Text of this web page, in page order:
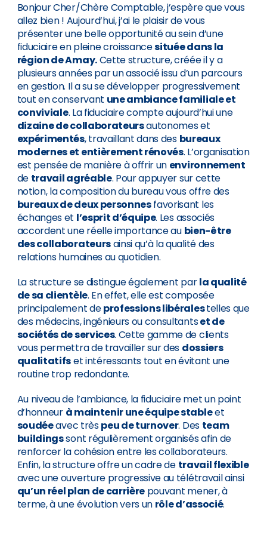
Bonjour Cher/Chère Comptable, j’espère que vous
allez bien ! Aujourd’hui, j’ai le plaisir de vous
présenter une belle opportunité au sein d’une
fiduciaire en pleine croissancesituée dans la
région de Amay.Cette structure, créée il y a
plusieurs années par un associé issu d’un parcours
en gestion. Il a su se développer progressivement
tout en conservant une ambiance familiale et
conviviale. La fiduciaire compte aujourd’hui une
dizaine de collaborateursautonomes et
expérimentés, travaillant dans des bureaux
modernes et entièrement rénovés. L’organisation
est pensée de manière à offrir un environnement
de travail agréable. Pour appuyer sur cette
notion, la composition du bureau vous offre des
bureaux de deux personnesfavorisant les
échanges et l’esprit d’équipe. Les associés
accordent une réelle importance au bien-être
des collaborateursainsi qu’à la qualité des
relations humaines au quotidien.
La structure se distingue également parla qualité
de sa clientèle. En effet, elle est composée
principalement deprofessions libéralestelles que
des médecins, ingénieurs ou consultantset de
sociétés de services. Cette gamme de clients
vous permettra de travailler sur des dossiers
qualitatifset intéressants tout en évitant une
routine trop redondante.
Au niveau de l’ambiance, la fiduciaire met un point
d’honneur à maintenir une équipe stableet
soudéeavec trèspeu de turnover. Des team
buildingssont régulièrement organisés afin de
renforcer la cohésion entre les collaborateurs.
Enfin, la structure offre un cadre de travail flexible
avec une ouverture progressive au télétravail ainsi
qu’un réel plan de carrière pouvant mener, à
terme, à une évolution vers un rôle d’associé.